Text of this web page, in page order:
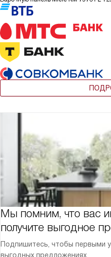
Мы помним, что вас
получите выгодное
Подпишитесь, чтобы первыми
выгодных предложениях